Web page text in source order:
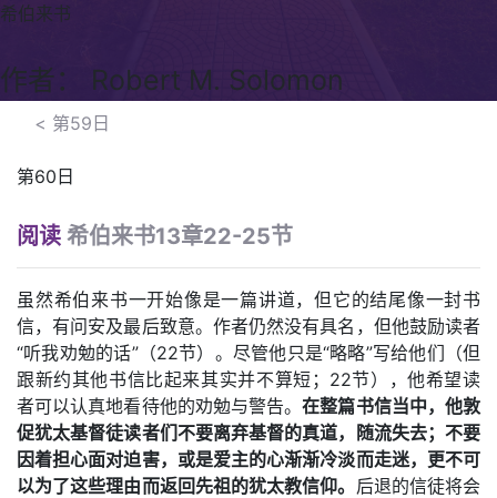
希伯来书
作者： Robert M. Solomon
< 第59日
第60日
阅读 希伯来书13章22-25节
虽然希伯来书一开始像是一篇讲道，但它的结尾像一封书
信，有问安及最后致意。作者仍然没有具名，但他鼓励读者
“听我劝勉的话”（22节）。尽管他只是“略略”写给他们（但
跟新约其他书信比起来其实并不算短；22节），他希望读
者可以认真地看待他的劝勉与警告。在整篇书信当中，他敦
促犹太基督徒读者们不要离弃基督的真道，随流失去；不要
因着担心面对迫害，或是爱主的心渐渐冷淡而走迷，更不可
以为了这些理由而返回先祖的犹太教信仰。 后退的信徒将会